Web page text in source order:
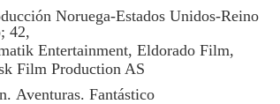
Noruega-Estados Unidos-Reino
42,
Entertainment, Eldorado Film,
Film Production AS
. Aventuras. Fantástico